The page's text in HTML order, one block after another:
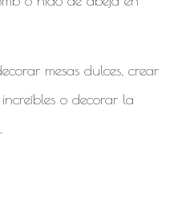
mesas dulces, crear
o decorar la